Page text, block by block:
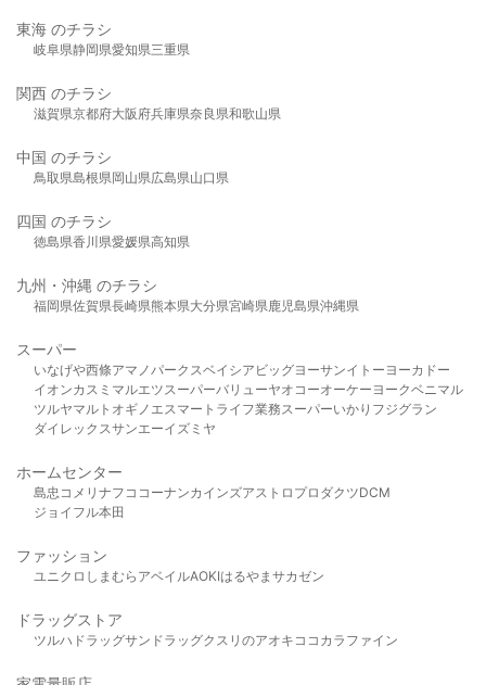
東海 のチラシ
岐阜県静岡県愛知県三重県
関西 のチラシ
滋賀県京都府大阪府兵庫県奈良県和歌山県
中国 のチラシ
鳥取県島根県岡山県広島県山口県
四国 のチラシ
徳島県香川県愛媛県高知県
九州・沖縄 のチラシ
福岡県佐賀県長崎県熊本県大分県宮崎県鹿児島県沖縄県
スーパー
いなげや西條アマノパークスベイシア ビッグヨーサンイトーヨーカドー
イオンカスミ マルエツスーパーバリューヤオコーオーケー ヨークベニマル
ツルヤマルト オギノ エスマート ライフ業務スーパーいかり フジグラン
ダイレックスサンエーイズミヤ
ホームセンター
島忠 コメリ ナフコ コーナンカインズアストロプロダクツDCM
ジョイフル本田
ファッション
ユニクロ しまむら アベイルAOKIはるやま サカゼン
ドラッグストア
ツルハドラッグサンドラッグクスリのアオキ ココカラファイン